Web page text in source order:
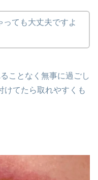
ても大丈夫ですよ
ことなく無事に過ごし
けてたら取れやすくも